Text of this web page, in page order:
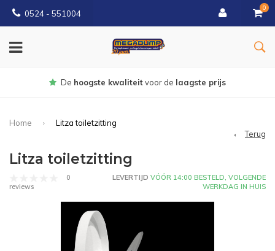
0524 - 551004
0
Gratisbezorgd vanaf €150
Home
Litza toiletzitting
Terug
Litza toiletzitting
0
reviews
LEVERTIJD VÓÓR 14:00 BESTELD, VOLGENDE
WERKDAG IN HUIS